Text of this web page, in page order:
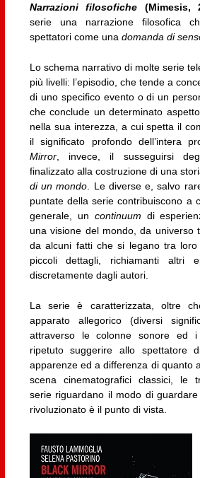
Narrazioni filosofiche (Mimesis,
serie una narrazione filosofica
spettatori come una domanda di
Lo schema narrativo di molte serie
più livelli: l’episodio, che tende a
di uno specifico evento o di un
che conclude un determinato
nella sua interezza, a cui spetta il
il significato profondo dell’intera
Mirror, invece, il susseguirsi
finalizzato alla costruzione di una
di un mondo . Le diverse e, salvo
puntate della serie contribuiscono a
generale, un continuum di
una visione del mondo, da universo
da alcuni fatti che si legano tra loro
piccoli dettagli, richiamanti altri
discretamente dagli autori.
La serie è caratterizzata, oltre
apparato allegorico (diversi
attraverso le colonne sonore ed
ripetuto suggerire allo spettatore
apparenze ed a differenza di quanto
scena cinematografici classici, le
serie riguardano il modo di
rivoluzionato è il punto di vista.